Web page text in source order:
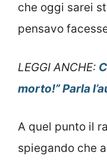
che oggi sarei
pensavo
LEGGI ANCHE:
morto!” Parla
A quel punto il
spiegando che